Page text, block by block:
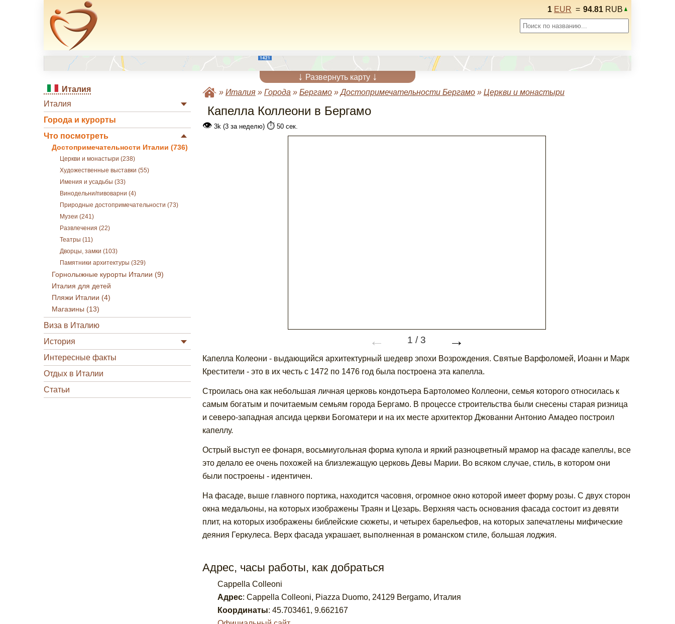
1 EUR = 94.81 RUB
↓ Развернуть карту ↓
Италия
Италия
Города и курорты
Что посмотреть
Достопримечательности Италии (736)
Церкви и монастыри (238)
Художественные выставки (55)
Имения и усадьбы (33)
Винодельни/пивоварни (4)
Природные достопримечательности (73)
Музеи (241)
Развлечения (22)
Театры (11)
Дворцы, замки (103)
Памятники архитектуры (329)
Горнолыжные курорты Италии (9)
Италия для детей
Пляжи Италии (4)
Магазины (13)
Виза в Италию
История
Интересные факты
Отдых в Италии
Статьи
» Италия» Города » Бергамо»Достопримечательности Бергамо» Церкви и монастыри
Капелла Коллеони в Бергамо
👁3k (3 за неделю) ⏱️50 сек.
← 1 /3 →
Капелла Колеони - выдающийся архитектурный шедевр эпохи Возрождения. Святые Варфоломей, Иоанн и Марк
Крестители - это в их честь с 1472 по 1476 год была построена эта капелла.
Строилась она как небольшая личная церковь кондотьера Бартоломео Коллеони, семья которого относилась к
самым богатым и почитаемым семьям города Бергамо. В процессе строительства были снесены старая ризница
и северо-западная апсида церкви Богоматери и на их месте архитектор Джованни Антонио Амадео построил
капеллу.
Острый выступ ее фонаря, восьмиугольная форма купола и яркий разноцветный мрамор на фасаде капеллы, все
это делало ее очень похожей на близлежащую церковь Девы Марии. Во всяком случае, стиль, в котором они
были построены - идентичен.
На фасаде, выше главного портика, находится часовня, огромное окно которой имеет форму розы. С двух сторон
окна медальоны, на которых изображены Траян и Цезарь. Верхняя часть основания фасада состоит из девяти
плит, на которых изображены библейские сюжеты, и четырех барельефов, на которых запечатлены мифические
деяния Геркулеса. Верх фасада украшает, выполненная в романском стиле, большая лоджия.
Адрес, часы работы, как добраться
Cappella Colleoni
Адрес: Cappella Colleoni, Piazza Duomo, 24129 Bergamo, Италия
Координаты: 45.703461, 9.662167